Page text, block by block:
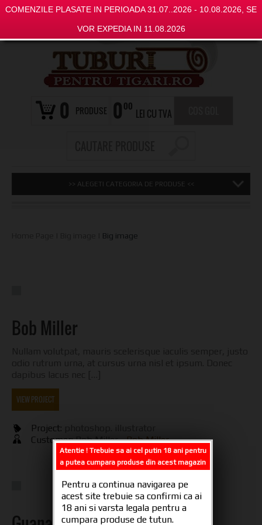
COMENZILE PLASATE IN PERIOADA 31.07..2026 - 10.08.2026, SE
VOR EXPEDIA IN 11.08.2026
0 PRODUSE 000
LEI CU TVA
>> ALEGETI CATEGORIA DE PRODUSE <<
Big image
Bob Miller
VIEW PROJECT
Project:
Customer:Bob Miller -Bob Miller
Atentie ! Trebuie sa ai cel putin 18 ani pentru
a putea cumpara produse din acest magazin
Pentru a continua navigarea pe
acest site trebuie sa confirmi ca ai
18 ani si varsta legala pentru a
cumpara produse de tutun.